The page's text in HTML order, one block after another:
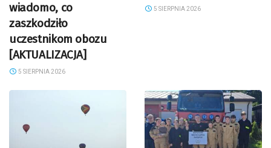
wiadomo, co
zaszkodziło
uczestnikom obozu
[AKTUALIZACJA]
5 SIERPNIA 2026
5 SIERPNIA 2026